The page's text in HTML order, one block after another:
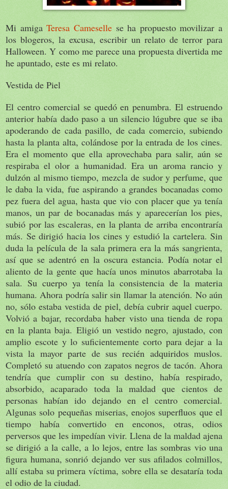
Mi amigaTeresa Camesellese ha propuesto movilizar a
los blogeros, la excusa, escribir un relato de terror para
Halloween. Y como me parece una propuesta divertida me
he apuntado, este es mi relato.
Vestida de Piel
El centro comercial se quedó en penumbra. El estruendo
anterior había dado paso a un silencio lúgubre que se iba
apoderando de cada pasillo, de cada comercio, subiendo
hasta la planta alta, colándose por la entrada de los cines.
Era el momento que ella aprovechaba para salir, aún se
respiraba el olor a humanidad. Era un aroma rancio y
dulzón al mismo tiempo, mezcla de sudor y perfume, que
le daba la vida, fue aspirando a grandes bocanadas como
pez fuera del agua, hasta que vio con placer que ya tenía
manos, un par de bocanadas más y aparecerían los pies,
subió por las escaleras, en la planta de arriba encontraría
más. Se dirigió hacia los cines y estudió la cartelera. Sin
duda la película de la sala primera era la más sangrienta,
así que se adentró en la oscura estancia. Podía notar el
aliento de la gente que hacía unos minutos abarrotaba la
sala. Su cuerpo ya tenía la consistencia de la materia
humana. Ahora podría salir sin llamar la atención. No aún
no, sólo estaba vestida de piel, debía cubrir aquel cuerpo.
Volvió a bajar, recordaba haber visto una tienda de ropa
en la planta baja. Eligió un vestido negro, ajustado, con
amplio escote y lo suficientemente corto para dejar a la
vista la mayor parte de sus recién adquiridos muslos.
Completó su atuendo con zapatos negros de tacón. Ahora
tendría que cumplir con su destino, había respirado,
absorbido, acaparado toda la maldad que cientos de
personas habían ido dejando en el centro comercial.
Algunas solo pequeñas miserias, enojos superfluos que el
tiempo había convertido en enconos, otras, odios
perversos que les impedían vivir. Llena de la maldad ajena
se dirigió a la calle, a lo lejos, entre las sombras vio una
figura humana, sonrió dejando ver sus afilados colmillos,
allí estaba su primera víctima, sobre ella se desataría toda
el odio de la ciudad.